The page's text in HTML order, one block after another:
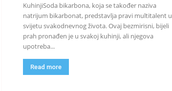
KuhinjiSoda bikarbona, koja se također naziva
natrijum bikarbonat, predstavlja pravi multitalent u
svijetu svakodnevnog života. Ovaj bezmirisni, bijeli
prah pronađen je u svakoj kuhinji, ali njegova
upotreba...
Read more